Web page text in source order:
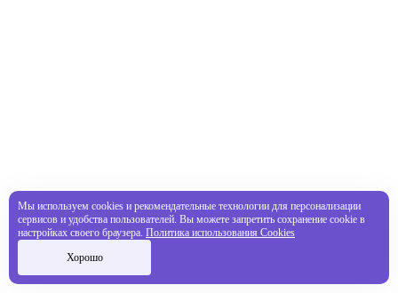
Мы используем cookies и рекомендательные технологии для персонализации
сервисов и удобства пользователей. Вы можете запретить сохранение cookie в
настройках своего браузера. Политика использования Cookies
Хорошо